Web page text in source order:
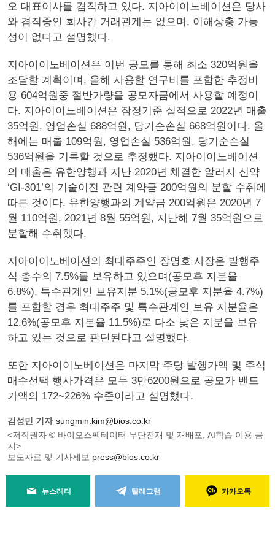
오 대표이사를 겸직하고 있다. 지아이이노베이션은 당사
와 겸직중인 회사간 거래관계는 없으며, 이해상충 가능
성이 없다고 설명했다.
지아이이노베이션은 이번 공모를 통해 최소 320억원을
조달할 계획이며, 올해 사용할 연구비를 포함한 추정비
용 604억원중 절반가량을 공모자금에서 사용할 예정이
다. 지아이이노베이션은 잠정기준 실적으로 2022년 매출
35억원, 영업손실 688억원, 당기순손실 668억원이다. 올
해에는 매출 109억원, 영업손실 536억원, 당기순손실
536억원을 기록할 것으로 추정했다. 지아이이노베이션
의 매출은 유한양행과 지난 2020년 체결한 알러지 신약
‘GI-301’의 기술이전 관련 계약금 200억원의 분할 수취에
따른 것이다. 유한양행과의 계약금 200억원은 2020년 7
월 110억원, 2021년 8월 55억원, 지난해 7월 35억원으로
분할해 수취했다.
지아이이노베이션의 최대주주인 장명호 사장은 발행주
식 총수의 7.5%를 보유하고 있으며(공모후 지분율
6.8%), 특수관계인 보유지분 5.1%(공모후 지분율 4.7%)
를 포함할 경우 최대주주 및 특수관계인 보유 지분율은
12.6%(공모후 지분율 11.5%)로 다소 낮은 지분을 보유
하고 있는 것으로 판단된다고 설명했다.
또한 지아이이노베이션은 마지막 주당 발행가액 및 주식
매수선택 행사가격은 모두 3만6200원으로 공모가 밴드
가액의 172~226% 수준이라고 설명했다.
김성민 기자 sungmin.kim@bios.co.kr
<저작권자 © 바이오스펙테이터 무단전재 및 재배포, AI학습 이용 금
지>
보도자료 및 기사제보 press@bios.co.kr
뉴스레터 텔레그램 카카오톡